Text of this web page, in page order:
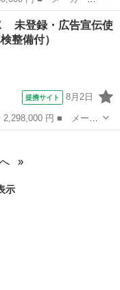
名： ｅ－パワー
Ｄ再生 ■ 排気量：
未登録・広告宣伝使
整備付）
提携サイト 8月2日
ド名： １．２ Ｘ
示